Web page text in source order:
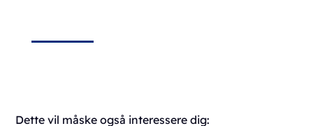
Dette vil måske også interessere dig: